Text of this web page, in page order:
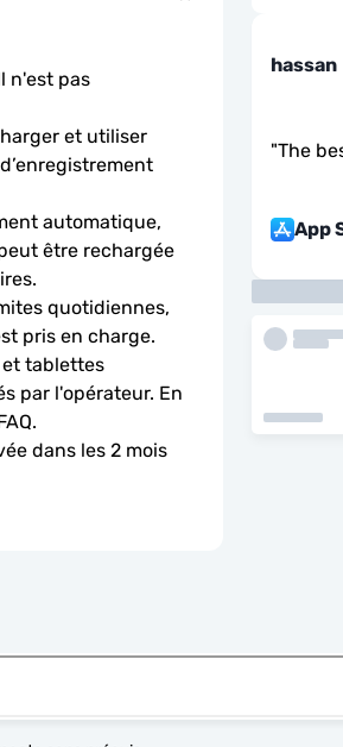
n'est pas
et utiliser
automatique,
être rechargée
quotidiennes,
pris en charge.
tablettes
par l'opérateur. En
dans les 2 mois
hassan
"The
App